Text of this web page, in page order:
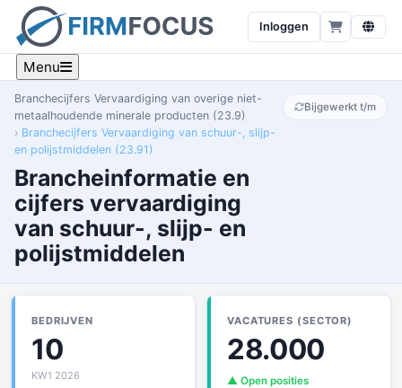
Inloggen
Menu
Branchecijfers Vervaardiging van overige niet-
metaalhoudende minerale producten (23.9)
Branchecijfers Vervaardiging van schuur-, slijp-
en polijstmiddelen (23.91)
Brancheinformatie en
cijfers vervaardiging
van schuur-, slijp- en
polijstmiddelen
Bijgewerkt t/m
BEDRIJVEN
10
KW1 2026
VACATURES (SECTOR)
28.000
▲ Open posities